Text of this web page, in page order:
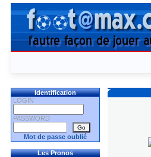
Identification
LOGIN
PASSWORD
Mot de passe oublié
Les Pronos